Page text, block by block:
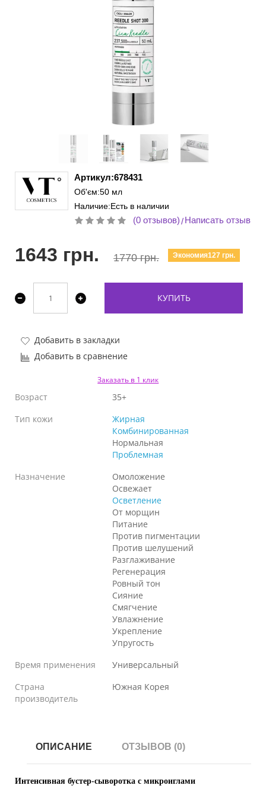
Артикул:678431
Об'єм:50 мл
Наличие:Есть в наличии
(0 отзывов)/Написать отзыв
1643 грн. 1770 грн. Экономия127 грн.
КУПИТЬ
Добавить в закладки
Добавить в сравнение
Заказать в 1 клик
Возраст
35+
Тип кожи
Жирная
Комбинированная
Нормальная
Проблемная
Назначение
Омоложение
Освежает
Осветление
От морщин
Питание
Против пигментации
Против шелушений
Разглаживание
Регенерация
Ровный тон
Сияние
Смягчение
Увлажнение
Укрепление
Упругость
Время применения
Универсальный
Страна
производитель
Южная Корея
ОПИСАНИЕ ОТЗЫВОВ (0)
Интенсивная бустер-сыворотка с микроиглами